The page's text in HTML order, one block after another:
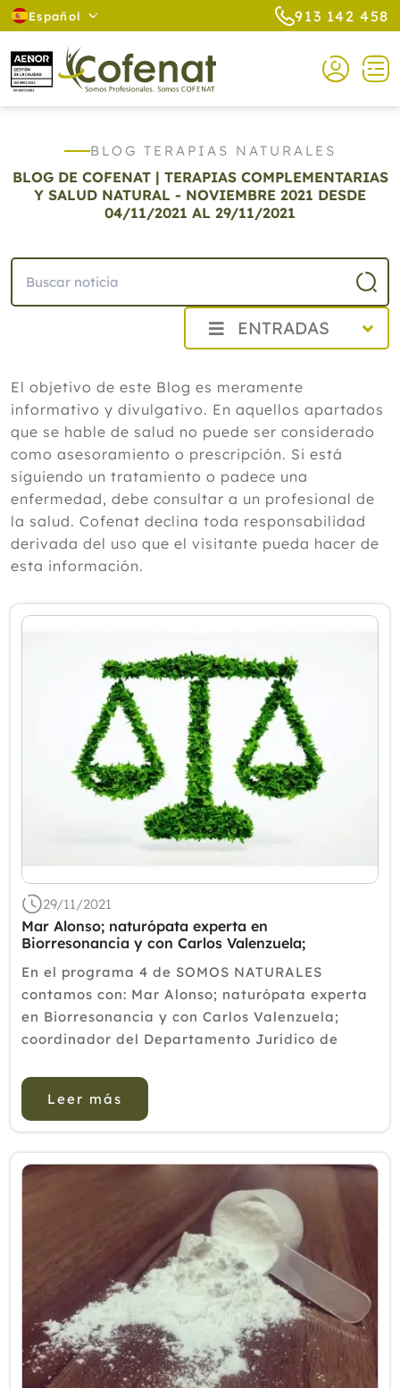
Español 913 142 458
BLOG TERAPIAS NATURALES
BLOG DE COFENAT | TERAPIAS COMPLEMENTARIAS
Y SALUD NATURAL - NOVIEMBRE 2021 DESDE
04/11/2021 AL 29/11/2021
ENTRADAS
2025
2024
2023
2022
2021
Diciembre
Noviembre
Septiembre
Julio
Junio
Mayo
Abril
Marzo
Febrero
Enero
2020
2017
2016
2015
2014
El objetivo de este Blog es meramente
informativo y divulgativo. En aquellos apartados
que se hable de salud no puede ser considerado
como asesoramiento o prescripción. Si está
siguiendo un tratamiento o padece una
enfermedad, debe consultar a un profesional de
la salud. Cofenat declina toda responsabilidad
derivada del uso que el visitante pueda hacer de
esta información.
29/11/2021
Mar Alonso; naturópata experta en
Biorresonancia y con Carlos Valenzuela;
Cofenat
En el programa 4 de SOMOS NATURALES
contamos con: Mar Alonso; naturópata experta
en Biorresonancia y con Carlos Valenzuela;
coordinador del Departamento Jurídico de
https://www.cofenat.es/es/actualidad/departa
mento-juridico.html
Leer más